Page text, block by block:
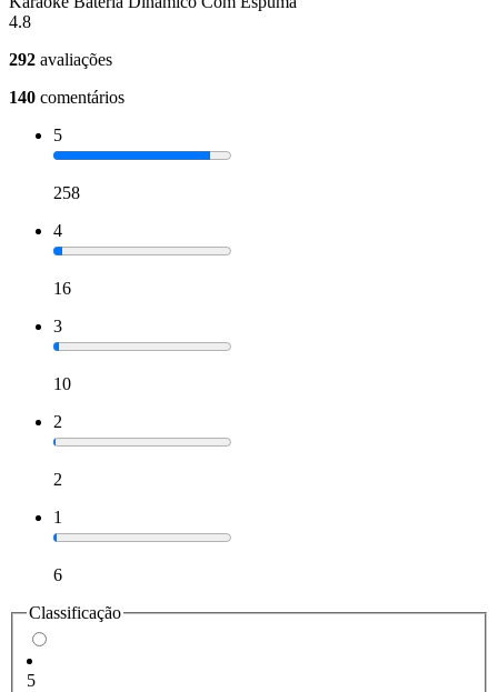
4.8
292 avaliações
140 comentários
5
258
4
16
3
10
2
2
1
6
Classificação
5